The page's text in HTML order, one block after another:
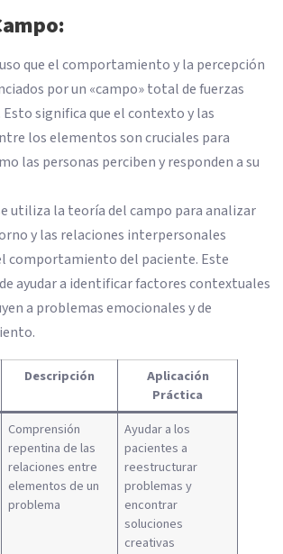
que el comportamiento y la percepción
por un «campo» total de fuerzas
significa que el contexto y las
los elementos son cruciales para
las personas perciben y responden a su
utiliza la teoría del campo para analizar
y las relaciones interpersonales
comportamiento del paciente. Este
ayudar a identificar factores contextuales
a problemas emocionales y de
Descripción
Aplicación
Práctica
Comprensión
repentina de las
relaciones entre
elementos de un
problema
Ayudar a los
pacientes a
reestructurar
problemas y
encontrar
soluciones
creativas